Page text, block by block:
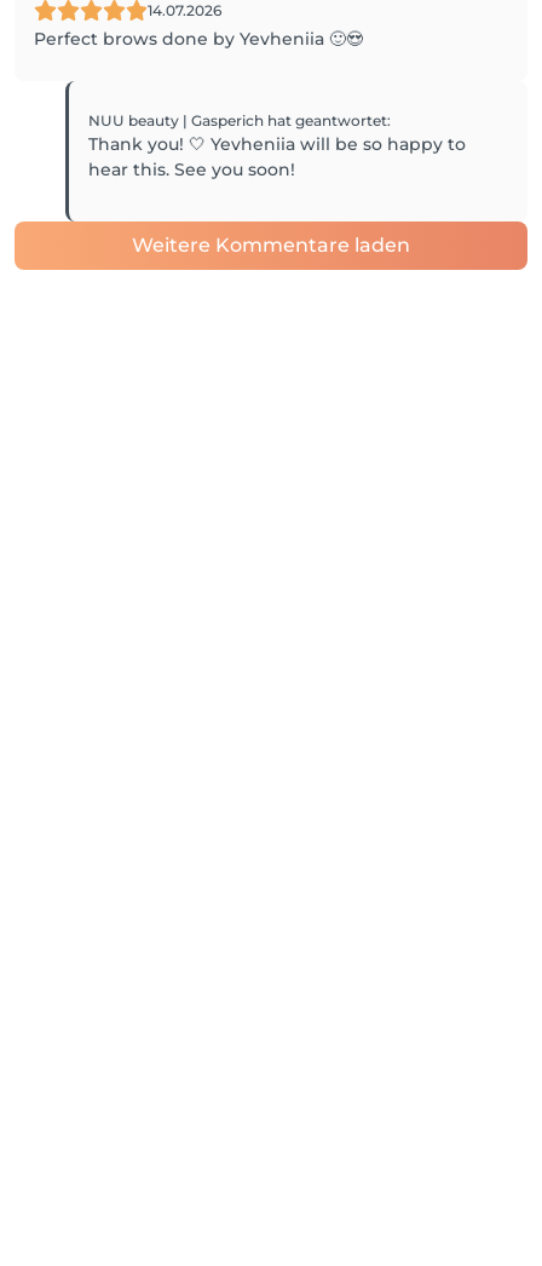
14.07.2026
Perfect brows done by Yevheniia 🙂😍
NUU beauty | Gasperich hat geantwortet:
Thank you! 🤍 Yevheniia will be so happy to
hear this. See you soon!
Weitere Kommentare laden